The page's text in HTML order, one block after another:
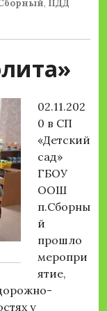
, ПДД
02.11.202
0 в СП
«Детский
сад»
ГБОУ
ООШ
п.Сборны
й
прошло
меропри
ятие,
у